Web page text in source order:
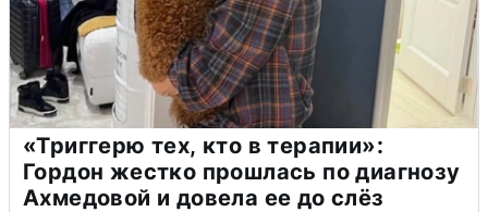
«Триггерю тех, кто в терапии»:
Гордон жестко прошлась по диагнозу
Ахмедовой и довела ее до слёз